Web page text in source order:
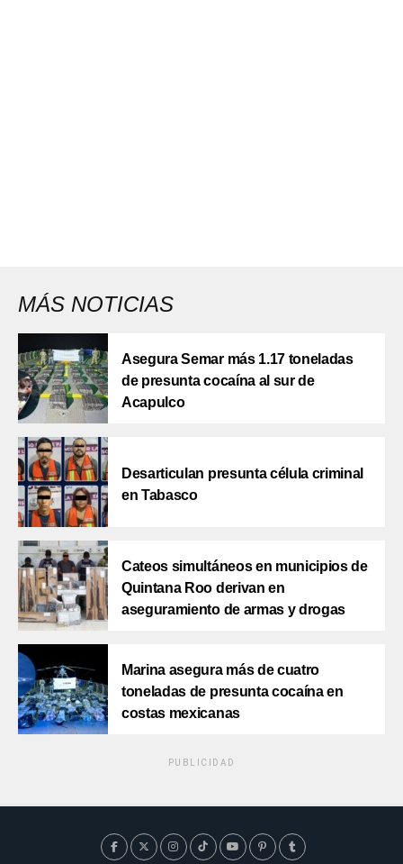
MÁS NOTICIAS
Asegura Semar más 1.17 toneladas
de presunta cocaína al sur de
Acapulco
Desarticulan presunta célula criminal
en Tabasco
Cateos simultáneos en municipios de
Quintana Roo derivan en
aseguramiento de armas y drogas
Marina asegura más de cuatro
toneladas de presunta cocaína en
costas mexicanas
PUBLICIDAD